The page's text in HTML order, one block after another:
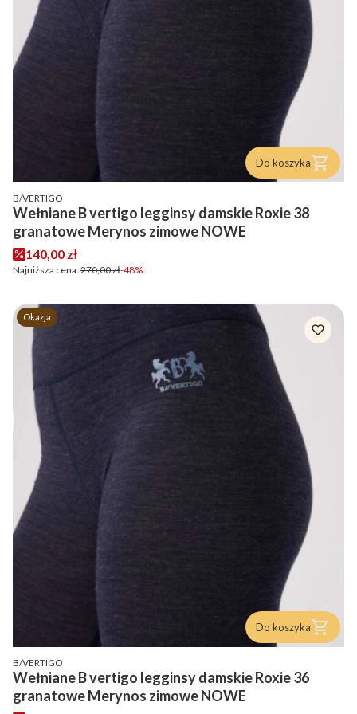
Do koszyka
PRODUCENT
B/VERTIGO
Wełniane B vertigo legginsy damskie Roxie 38
granatowe Merynos zimowe NOWE
Cena promocyjna
140,00 zł
Najniższa cena:270,00 zł-48%
Okazja
Do koszyka
PRODUCENT
B/VERTIGO
Wełniane B vertigo legginsy damskie Roxie 36
granatowe Merynos zimowe NOWE